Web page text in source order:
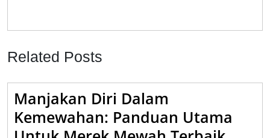
Related Posts
Manjakan Diri Dalam
Kemewahan: Panduan Utama